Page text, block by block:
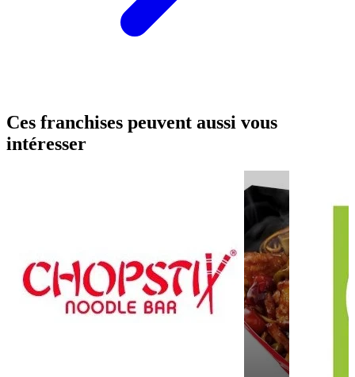
Ces franchises peuvent aussi vous
intéresser